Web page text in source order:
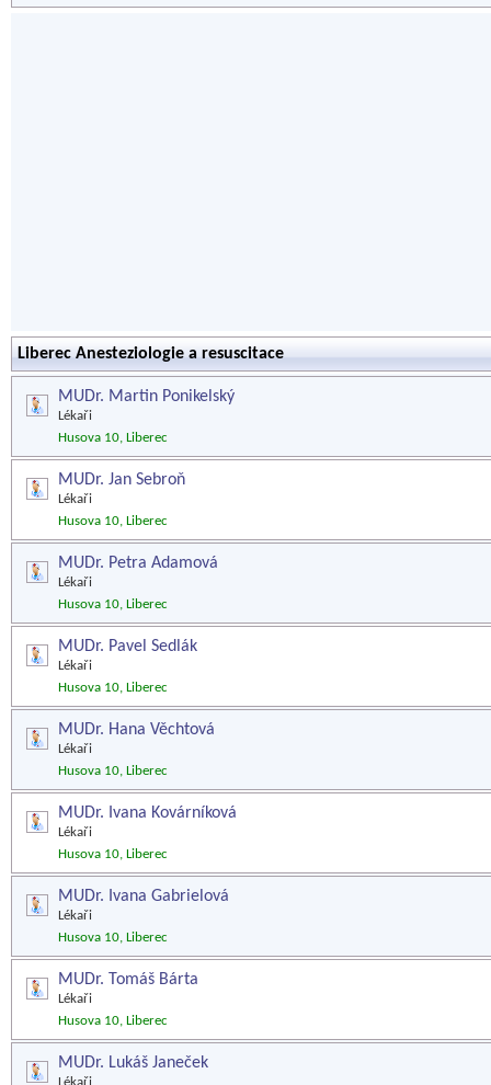
Liberec Anesteziologie a resuscitace
MUDr. Martin Ponikelský
Lékaři
Husova 10, Liberec
MUDr. Jan Sebroň
Lékaři
Husova 10, Liberec
MUDr. Petra Adamová
Lékaři
Husova 10, Liberec
MUDr. Pavel Sedlák
Lékaři
Husova 10, Liberec
MUDr. Hana Věchtová
Lékaři
Husova 10, Liberec
MUDr. Ivana Kovárníková
Lékaři
Husova 10, Liberec
MUDr. Ivana Gabrielová
Lékaři
Husova 10, Liberec
MUDr. Tomáš Bárta
Lékaři
Husova 10, Liberec
MUDr. Lukáš Janeček